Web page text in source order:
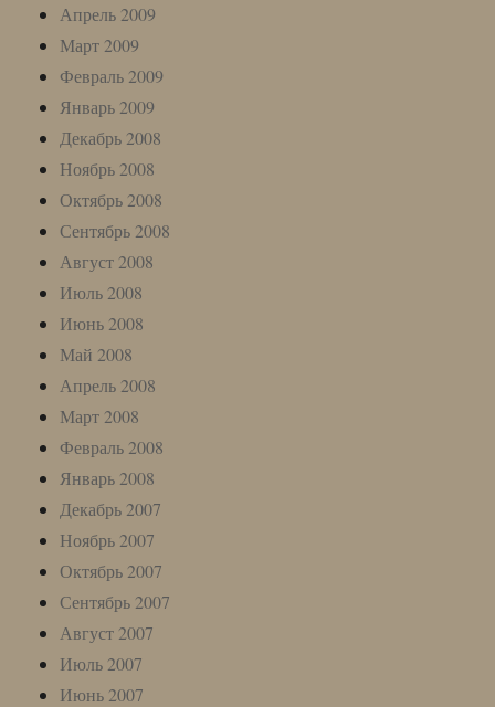
Апрель 2009
Март 2009
Февраль 2009
Январь 2009
Декабрь 2008
Ноябрь 2008
Октябрь 2008
Сентябрь 2008
Август 2008
Июль 2008
Июнь 2008
Май 2008
Апрель 2008
Март 2008
Февраль 2008
Январь 2008
Декабрь 2007
Ноябрь 2007
Октябрь 2007
Сентябрь 2007
Август 2007
Июль 2007
Июнь 2007